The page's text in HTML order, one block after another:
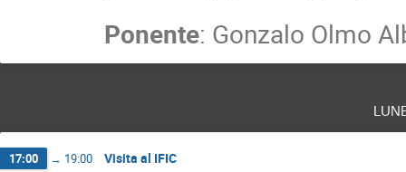
Ponente: Gonzalo Olmo
17:00 → 19:00 Visita al IFIC